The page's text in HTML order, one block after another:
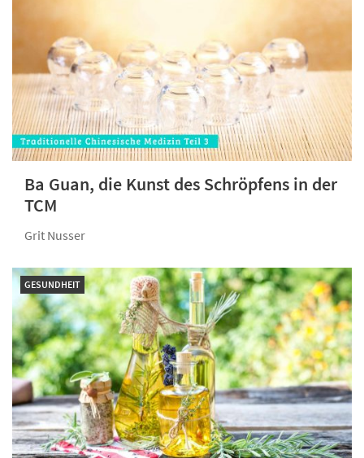
Ba Guan, die Kunst des Schröpfens in der
TCM
Grit Nusser
GESUNDHEIT